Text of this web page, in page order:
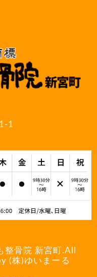
1
整骨院 新宮町 .All
(株)ゆいまーる